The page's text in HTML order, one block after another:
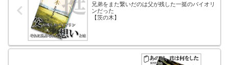
兄弟をまた繋いだのは父が残した一挺のバイオリ
ンだった
【茨の木】